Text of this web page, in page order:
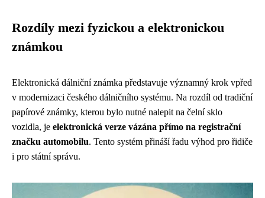
Rozdíly mezi fyzickou a elektronickou
známkou
Elektronická dálniční známka představuje významný krok vpřed
v modernizaci českého dálničního systému. Na rozdíl od tradiční
papírové známky, kterou bylo nutné nalepit na čelní sklo
vozidla, je elektronická verze vázána přímo na registrační
značku automobilu. Tento systém přináší řadu výhod pro řidiče
i pro státní správu.